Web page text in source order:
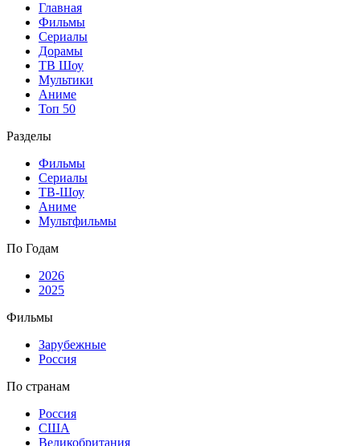
Главная
Фильмы
Сериалы
Дорамы
ТВ Шоу
Мультики
Аниме
Топ 50
Разделы
Фильмы
Сериалы
ТВ-Шоу
Аниме
Мультфильмы
По Годам
2026
2025
Фильмы
Зарубежные
Россия
По странам
Россия
США
Великобритания